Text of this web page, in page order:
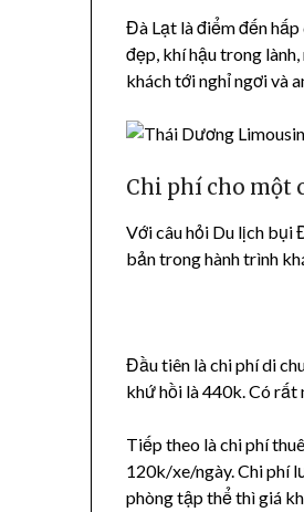
Đà Lạt là điểm đến hấp
đẹp, khí hậu trong
khách tới nghỉ ngơi và
Chi phí cho một
Với câu hỏi Du lịch bụi
bản trong hành trình
Đầu tiên là chi phí di
khứ hồi là 440k. Có rất
Tiếp theo là chi phí
120k/xe/ngày. Chi phí
phòng tập thể thì giá